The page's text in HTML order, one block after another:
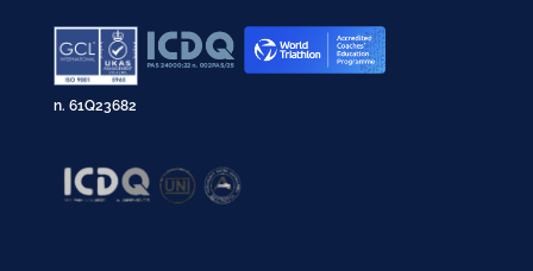
n. 61Q23682